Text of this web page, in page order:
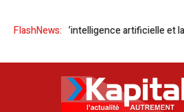
FlashNews:
l’intelligence artificielle et la santé